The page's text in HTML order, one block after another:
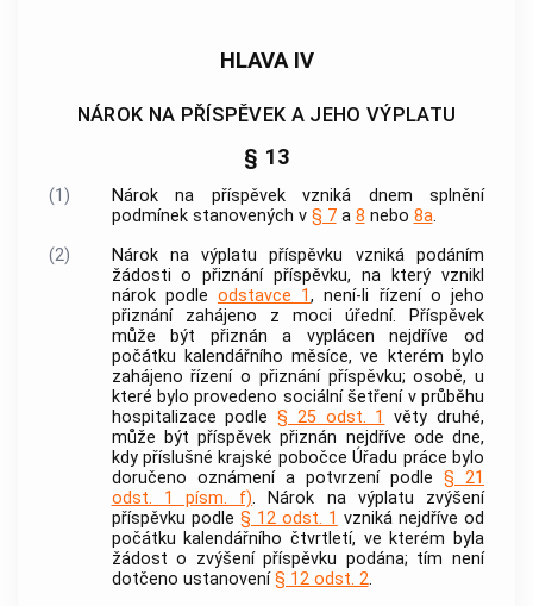
HLAVA IV
NÁROK NA PŘÍSPĚVEK A JEHO VÝPLATU
§ 13
(1)
Nárok na příspěvek vzniká dnem splnění
podmínek stanovených v § 7a 8 nebo 8a.
(2)
Nárok na výplatu příspěvku vzniká podáním
žádosti o přiznání příspěvku, na který vznikl
nárok podle odstavce 1, není-li řízení o jeho
přiznání zahájeno z moci úřední. Příspěvek
může být přiznán a vyplácen nejdříve od
počátku kalendářního měsíce, ve kterém bylo
zahájeno řízení o přiznání příspěvku; osobě, u
které bylo provedeno sociální šetření v průběhu
hospitalizace podle§ 25 odst. 1
věty druhé,
může být příspěvek přiznán nejdříve ode dne,
kdy příslušné krajské pobočce Úřadu práce bylo
doručeno oznámení a potvrzení podle § 21
odst. 1 písm. f). Nárok na výplatu zvýšení
příspěvku podle § 12 odst. 1 vzniká nejdříve od
počátku kalendářního čtvrtletí, ve kterém byla
žádost o zvýšení příspěvku podána; tím není
dotčeno ustanovení§ 12 odst. 2.